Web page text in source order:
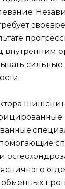
внутренним
сильные